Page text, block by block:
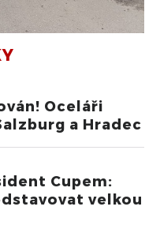
Oceláři
a Hradec
Cupem:
velkou